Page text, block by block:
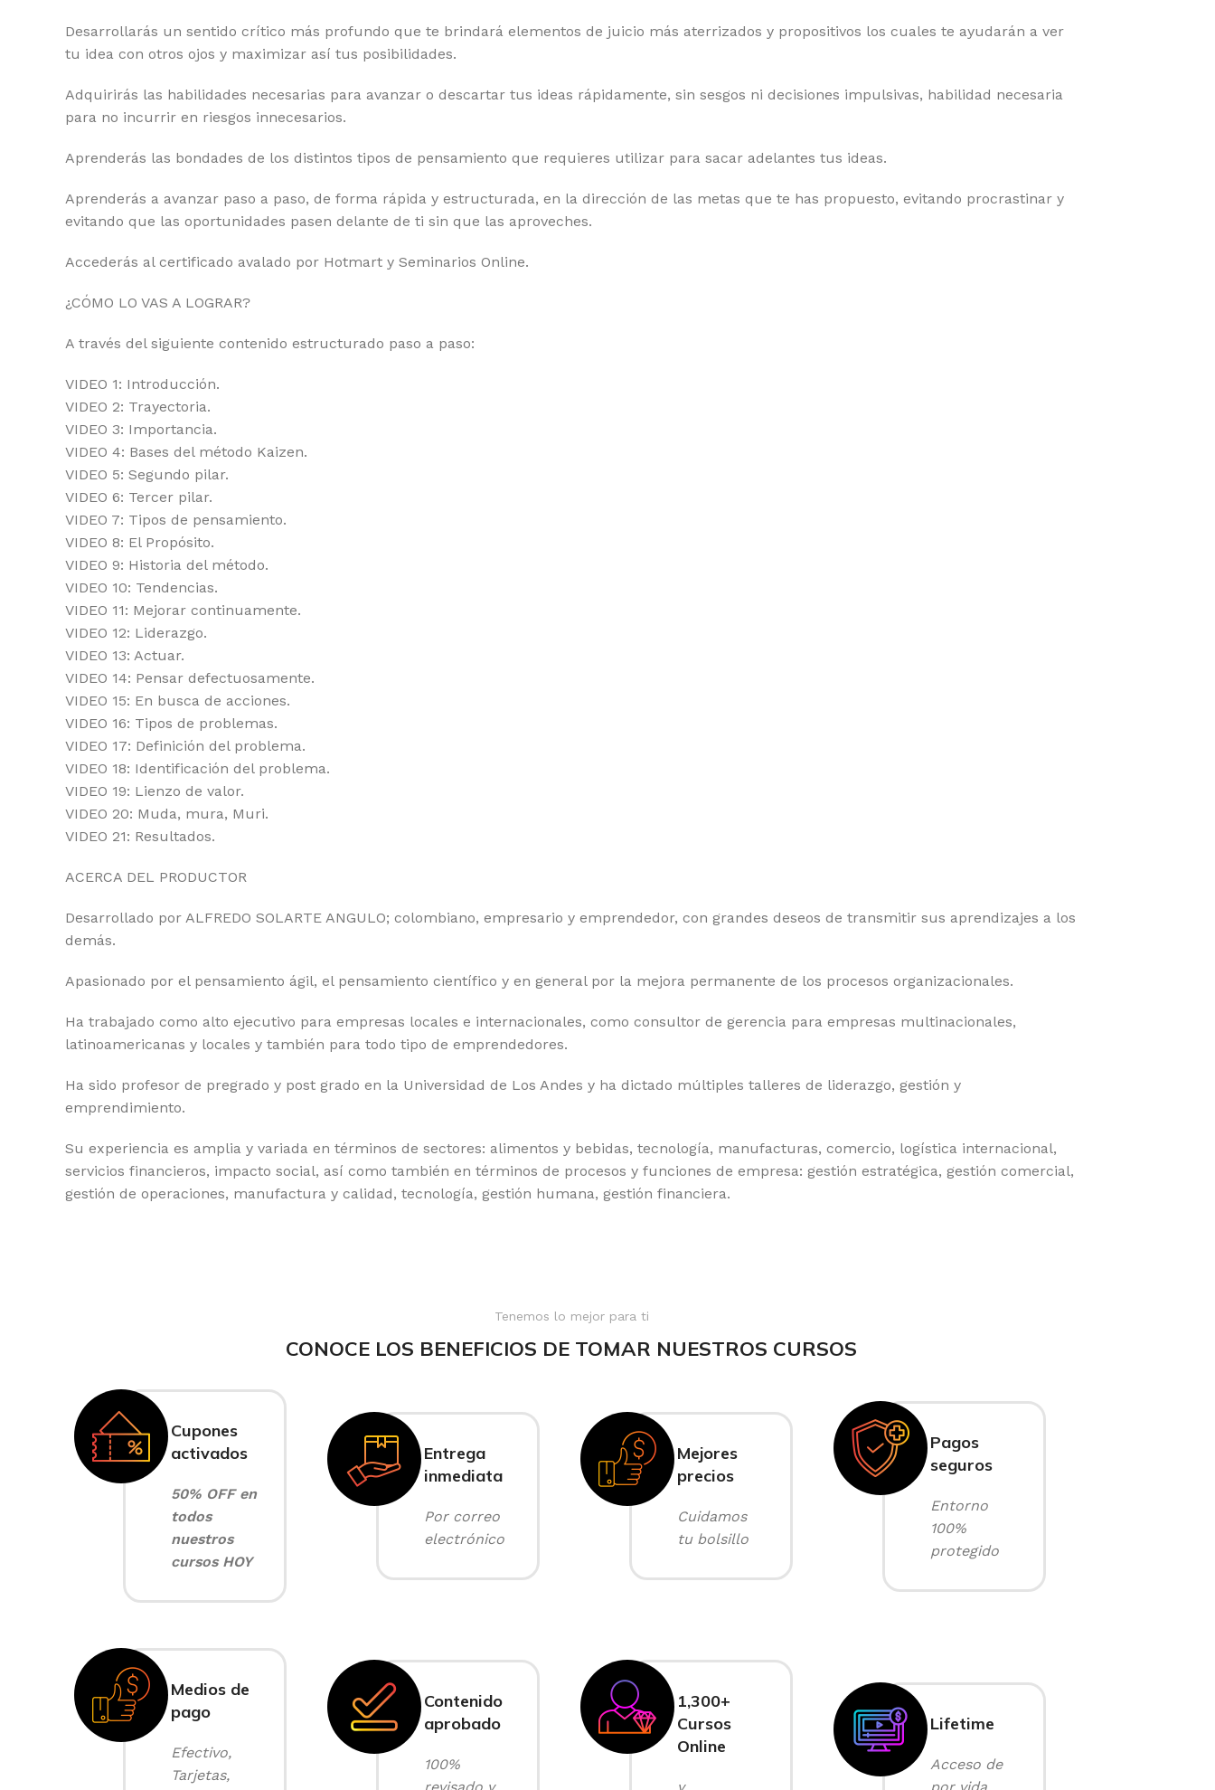
Desarrollarás un sentido crítico más profundo que te brindará elementos de juicio más aterrizados y propositivos los cuales te ayudarán a ver
tu idea con otros ojos y maximizar así tus posibilidades.
Adquirirás las habilidades necesarias para avanzar o descartar tus ideas rápidamente, sin sesgos ni decisiones impulsivas, habilidad necesaria
para no incurrir en riesgos innecesarios.
Aprenderás las bondades de los distintos tipos de pensamiento que requieres utilizar para sacar adelantes tus ideas.
Aprenderás a avanzar paso a paso, de forma rápida y estructurada, en la dirección de las metas que te has propuesto, evitando procrastinar y
evitando que las oportunidades pasen delante de ti sin que las aproveches.
Accederás al certificado avalado por Hotmart y Seminarios Online.
¿CÓMO LO VAS A LOGRAR?
A través del siguiente contenido estructurado paso a paso:
VIDEO 1: Introducción.
VIDEO 2: Trayectoria.
VIDEO 3: Importancia.
VIDEO 4: Bases del método Kaizen.
VIDEO 5: Segundo pilar.
VIDEO 6: Tercer pilar.
VIDEO 7: Tipos de pensamiento.
VIDEO 8: El Propósito.
VIDEO 9: Historia del método.
VIDEO 10: Tendencias.
VIDEO 11: Mejorar continuamente.
VIDEO 12: Liderazgo.
VIDEO 13: Actuar.
VIDEO 14: Pensar defectuosamente.
VIDEO 15: En busca de acciones.
VIDEO 16: Tipos de problemas.
VIDEO 17: Definición del problema.
VIDEO 18: Identificación del problema.
VIDEO 19: Lienzo de valor.
VIDEO 20: Muda, mura, Muri.
VIDEO 21: Resultados.
ACERCA DEL PRODUCTOR
Desarrollado por ALFREDO SOLARTE ANGULO; colombiano, empresario y emprendedor, con grandes deseos de transmitir sus aprendizajes a los
demás.
Apasionado por el pensamiento ágil, el pensamiento científico y en general por la mejora permanente de los procesos organizacionales.
Ha trabajado como alto ejecutivo para empresas locales e internacionales, como consultor de gerencia para empresas multinacionales,
latinoamericanas y locales y también para todo tipo de emprendedores.
Ha sido profesor de pregrado y post grado en la Universidad de Los Andes y ha dictado múltiples talleres de liderazgo, gestión y
emprendimiento.
Su experiencia es amplia y variada en términos de sectores: alimentos y bebidas, tecnología, manufacturas, comercio, logística internacional,
servicios financieros, impacto social, así como también en términos de procesos y funciones de empresa: gestión estratégica, gestión comercial,
gestión de operaciones, manufactura y calidad, tecnología, gestión humana, gestión financiera.
Tenemos lo mejor para ti
CONOCE LOS BENEFICIOS DE TOMAR NUESTROS CURSOS
Cupones
activados
50% OFF en
todos
nuestros
cursos HOY
Entrega
inmediata
Por correo
electrónico
Mejores
precios
Cuidamos
tu bolsillo
Pagos
seguros
Entorno
100%
protegido
Medios de
pago
Efectivo,
Tarjetas,
Contenido
aprobado
100%
revisado y
1,300+
Cursos
Online
y
Lifetime
Acceso de
por vida